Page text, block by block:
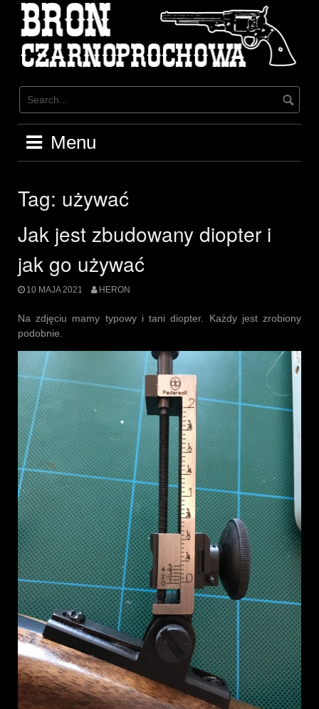
content
Menu
Tag: używać
Jak jest zbudowany diopter i
jak go używać
10 MAJA 2021 HERON
Na zdjęciu mamy typowy i tani diopter. Każdy jest zrobiony
podobnie.